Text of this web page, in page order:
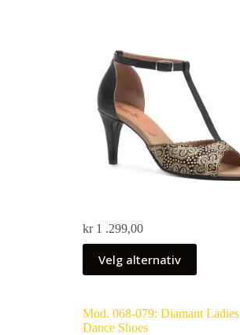
kr1 .299,00
Velg alternativ
Mod. 068-079: Diamant Ladies
Dance Shoes